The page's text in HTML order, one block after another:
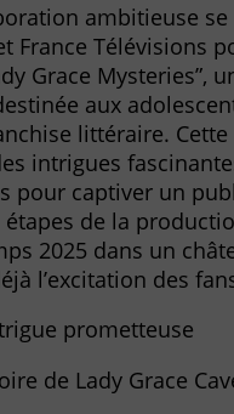
ambitieuse
France Télévisions
Grace Mysteries”,
aux
littéraire.
intrigues
pour captiver un
de la
2025 dans un
l’excitation des
prometteuse
de Lady Grace